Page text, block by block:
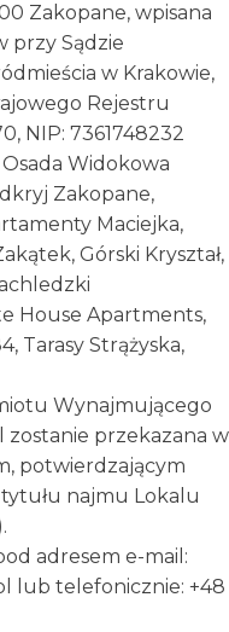
Zakopane, wpisana
przy Sądzie
w Krakowie,
Rejestru
NIP: 7361748232
Widokowa
Zakopane,
Maciejka,
Górski Kryształ,
House Apartments,
Tarasy Strążyska,
Wynajmującego
zostanie przekazana w
potwierdzającym
najmu Lokalu
adresem e-mail:
lub telefonicznie: +48